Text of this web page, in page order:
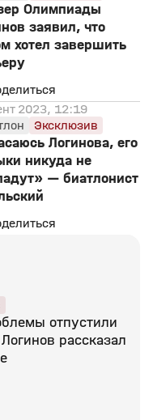
Олимпиады
заявил, что
хотел завершить
2023, 12:19
Эксклюзив
Логинова, его
никуда не
— биатлонист
отпустили
рассказал